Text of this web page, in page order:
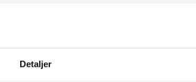
Detaljer